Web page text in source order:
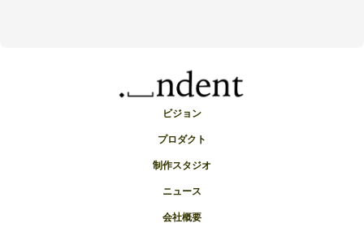
ビジョン
プロダクト
制作スタジオ
ニュース
会社概要